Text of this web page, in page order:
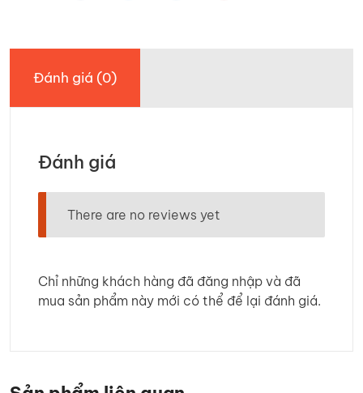
Đánh giá (0)
Đánh giá
There are no reviews yet
Chỉ những khách hàng đã đăng nhập và đã
mua sản phẩm này mới có thể để lại đánh giá.